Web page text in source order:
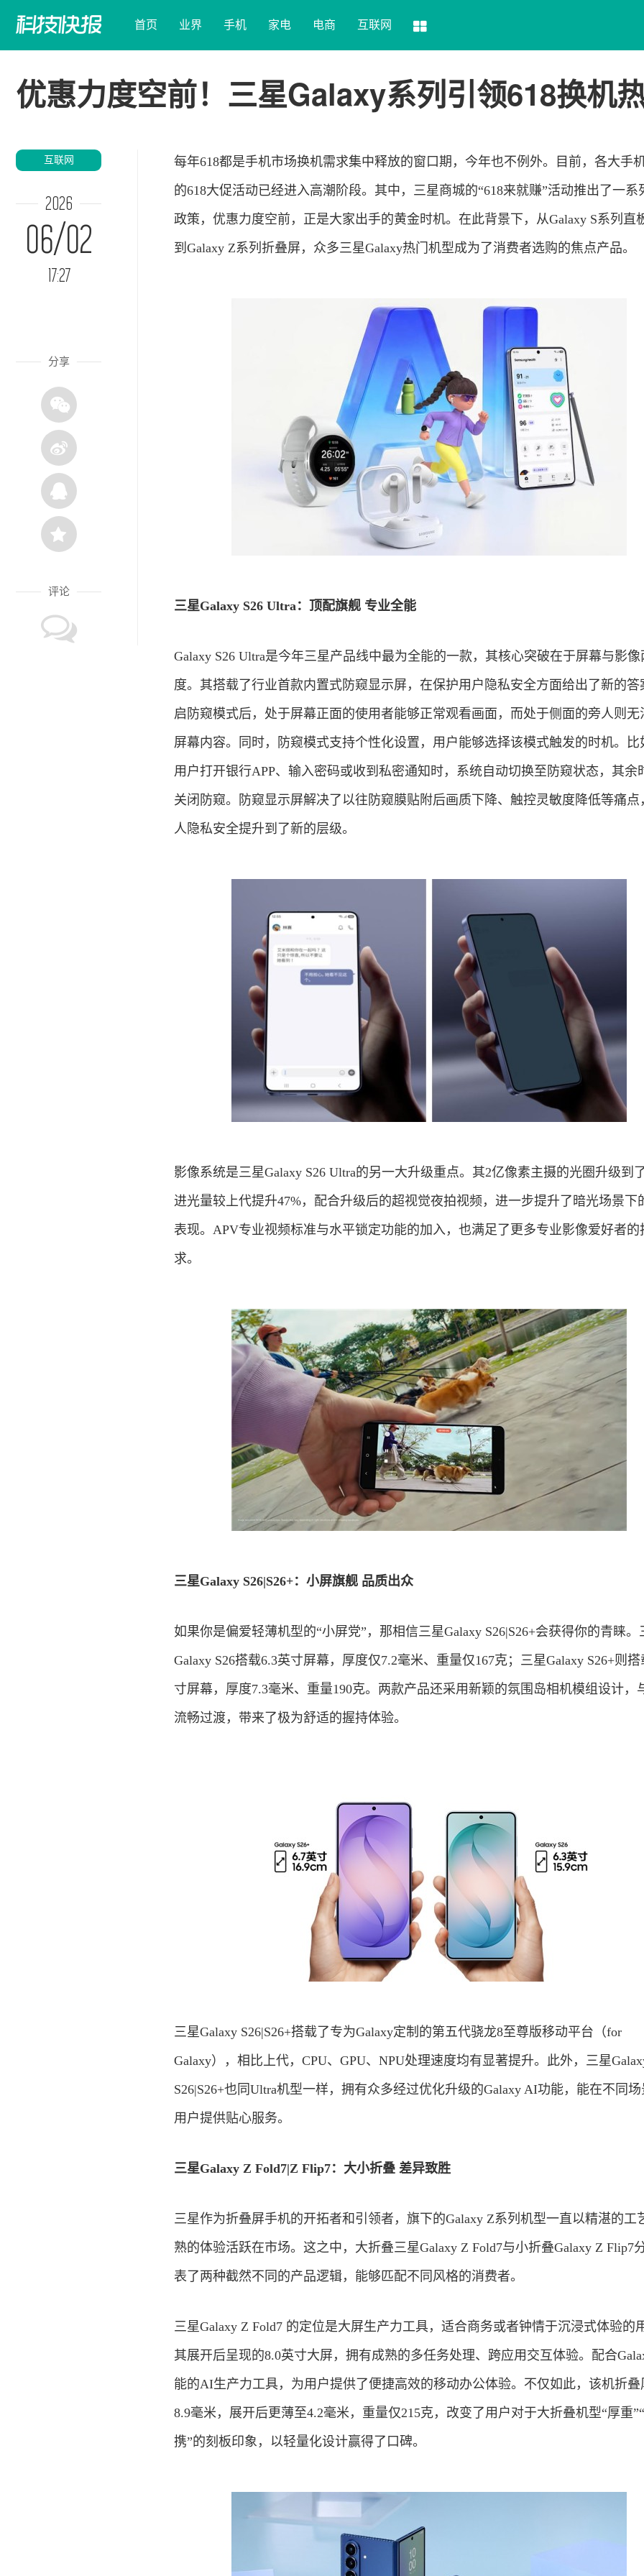
首页 业界 手机 家电 电商 互联网
优惠力度空前！三星Galaxy系列引领618换机
互联网
2026
06/02
17:27
分享
评论
每年618都是手机市场换机需求集中释放的窗口期，今年也不例外。目前，各大手
的618大促活动已经进入高潮阶段。其中，三星商城的“618来就赚”活动推出了一系
政策，优惠力度空前，正是大家出手的黄金时机。在此背景下，从Galaxy S系列直
到Galaxy Z系列折叠屏，众多三星Galaxy热门机型成为了消费者选购的焦点产品。
三星Galaxy S26 Ultra：顶配旗舰 专业全能
Galaxy S26 Ultra是今年三星产品线中最为全能的一款，其核心突破在于屏幕与影
度。其搭载了行业首款内置式防窥显示屏，在保护用户隐私安全方面给出了新的答
启防窥模式后，处于屏幕正面的使用者能够正常观看画面，而处于侧面的旁人则无
屏幕内容。同时，防窥模式支持个性化设置，用户能够选择该模式触发的时机。比
用户打开银行APP、输入密码或收到私密通知时，系统自动切换至防窥状态，其余
关闭防窥。防窥显示屏解决了以往防窥膜贴附后画质下降、触控灵敏度降低等痛点
人隐私安全提升到了新的层级。
影像系统是三星Galaxy S26 Ultra的另一大升级重点。其2亿像素主摄的光圈升级到了
进光量较上代提升47%，配合升级后的超视觉夜拍视频，进一步提升了暗光场景下
表现。APV专业视频标准与水平锁定功能的加入，也满足了更多专业影像爱好者的
求。
三星Galaxy S26|S26+：小屏旗舰 品质出众
如果你是偏爱轻薄机型的“小屏党”，那相信三星Galaxy S26|S26+会获得你的青睐。
Galaxy S26搭载6.3英寸屏幕，厚度仅7.2毫米、重量仅167克；三星Galaxy S26+则搭
寸屏幕，厚度7.3毫米、重量190克。两款产品还采用新颖的氛围岛相机模组设计，
流畅过渡，带来了极为舒适的握持体验。
三星Galaxy S26|S26+搭载了专为Galaxy定制的第五代骁龙8至尊版移动平台（for
Galaxy），相比上代，CPU、GPU、NPU处理速度均有显著提升。此外，三星
S26|S26+也同Ultra机型一样，拥有众多经过优化升级的Galaxy AI功能，能在不同
用户提供贴心服务。
三星Galaxy Z Fold7|Z Flip7：大小折叠 差异致胜
三星作为折叠屏手机的开拓者和引领者，旗下的Galaxy Z系列机型一直以精湛的工
熟的体验活跃在市场。这之中，大折叠三星Galaxy Z Fold7与小折叠Galaxy Z Flip7
表了两种截然不同的产品逻辑，能够匹配不同风格的消费者。
三星Galaxy Z Fold7 的定位是大屏生产力工具，适合商务或者钟情于沉浸式体验的
其展开后呈现的8.0英寸大屏，拥有成熟的多任务处理、跨应用交互体验。配合
能的AI生产力工具，为用户提供了便捷高效的移动办公体验。不仅如此，该机折叠
8.9毫米，展开后更薄至4.2毫米，重量仅215克，改变了用户对于大折叠机型“厚重
携”的刻板印象，以轻量化设计赢得了口碑。